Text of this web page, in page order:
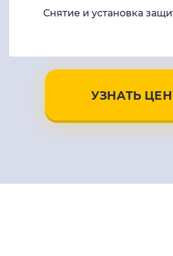
Снятие и установка
УЗНАТЬ